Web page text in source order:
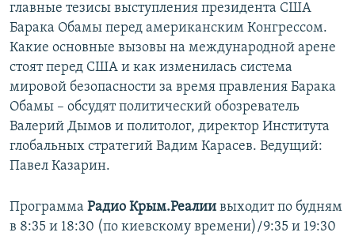
главные тезисы выступления президента США
Барака Обамы перед американским Конгрессом.
Какие основные вызовы на международной арене
стоят перед США и как изменилась система
мировой безопасности за время правления Барака
Обамы – обсудят политический обозреватель
Валерий Дымов и политолог, директор Института
глобальных стратегий Вадим Карасев. Ведущий:
Павел Казарин.
Программа Радио Крым.Реалии выходит по будням
в 8:35 и 18:30 (по киевскому времени)/9:35 и 19:30